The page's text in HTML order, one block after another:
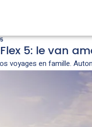
Flex 5: le van
voyages en famille.